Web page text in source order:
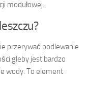
modułowej.
przerywać podlewanie
gleby jest bardzo
wody. To element